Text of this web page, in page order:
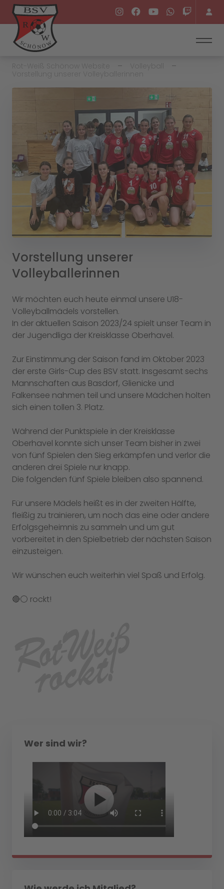
Vorstellung unserer
Volleyballerinnen
Wir möchten euch heute einmal unsere U18-
Volleyballmädels vorstellen.
In der aktuellen Saison 2023/24 spielt unser Team in
der Jugendliga der Kreisklasse Oberhavel.
Zur Einstimmung der Saison fand im Oktober 2023
der erste Girls-Cup des BSV statt. Insgesamt sechs
Mannschaften aus Basdorf, Glienicke und
Falkensee nahmen teil und unsere Mädchen holten
sich einen tollen 3. Platz.
Während der Punktspiele in der Kreisklasse
Oberhavel konnte sich unser Team bisher in zwei
von fünf Spielen den Sieg erkämpfen und verlor die
anderen drei Spiele nur knapp.
Die folgenden fünf Spiele bleiben also spannend.
Für unsere Mädels heißt es in der zweiten Hälfte,
fleißig zu trainieren, um noch das eine oder andere
Erfolgsgeheimnis zu sammeln und um gut
vorbereitet in den Spielbetrieb der nächsten Saison
einzusteigen.
Wir wünschen euch weiterhin viel Spaß und Erfolg.
🔴⚪️ rockt!
Wer sind wir?